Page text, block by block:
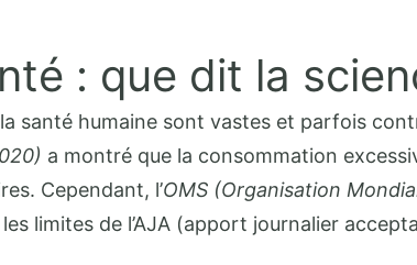
: que dit la
santé humaine sont vastes et parfois
a montré que la consommation
Cependant, l’OMS (Organisation
limites de l’AJA (apport journalier